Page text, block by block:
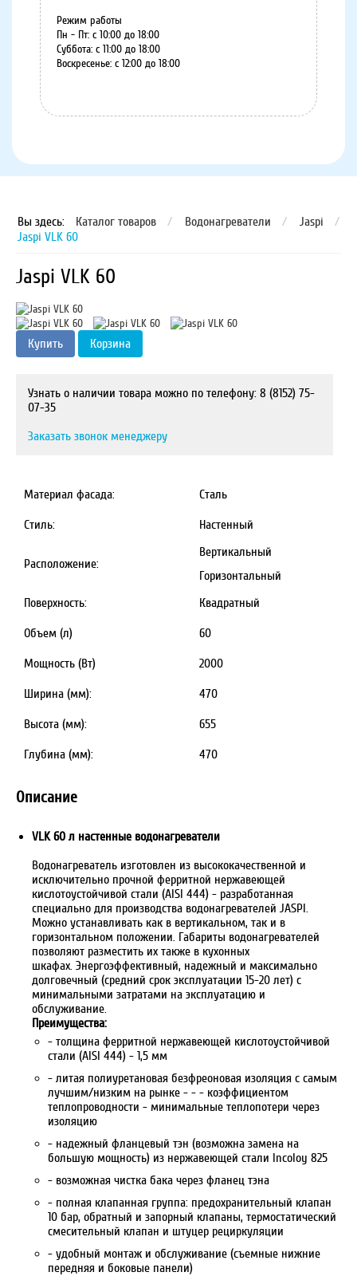
Режим работы
Пн - Пт: с 10:00 до 18:00
Суббота: с 11:00 до 18:00
Воскресенье: с 12:00 до 18:00
Вы здесь: Каталог товаров / Водонагреватели / Jaspi
/
Jaspi VLK 60
Jaspi VLK 60
Купить Корзина
Узнать о наличии товара можно по телефону: 8 (8152) 75-
07-35
Заказать звонок менеджеру
Материал фасада: Сталь
Стиль: Настенный
Расположение:
Вертикальный
Горизонтальный
Поверхность:
Квадратный
Объем (л) 60
Мощность (Вт) 2000
Ширина (мм): 470
Высота (мм): 655
Глубина (мм): 470
Описание
VLK 60 л настенные водонагреватели
Водонагреватель изготовлен из высококачественной и
исключительно прочной ферритной нержавеющей
кислотоустойчивой стали (AISI 444) - разработанная
специально для производства водонагревателей JASPI.
Можно устанавливать как в вертикальном, так и в
горизонтальном положении. Габариты водонагревателей
позволяют разместить их также в кухонных
шкафах. Энергоэффективный, надежный и максимально
долговечный (средний срок эксплуатации 15-20 лет) с
минимальными затратами на эксплуатацию и
обслуживание.
Преимущества:
- толщина ферритной нержавеющей кислотоустойчивой
стали (AISI 444) - 1,5 мм
- литая полиуретановая безфреоновая изоляция с самым
лучшим/низким на рынке - - - коэффициентом
теплопроводности - минимальные теплопотери через
изоляцию
- надежный фланцевый тэн (возможна замена на
большую мощность) из нержавеющей стали Incoloy 825
- возможная чистка бака через фланец тэна
- полная клапанная группа: предохранительный клапан
10 бар, обратный и запорный клапаны, термостатический
смесительный клапан и штуцер рециркуляции
- удобный монтаж и обслуживание (съемные нижние
передняя и боковые панели)